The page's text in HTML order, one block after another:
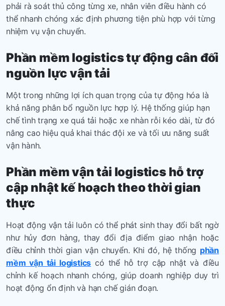
phải rà soát thủ công từng xe, nhân viên điều hành có
thể nhanh chóng xác định phương tiện phù hợp với từng
nhiệm vụ vận chuyển.
Phần mềm logistics tự động cân đối
nguồn lực vận tải
Một trong những lợi ích quan trọng của tự động hóa là
khả năng phân bổ nguồn lực hợp lý. Hệ thống giúp hạn
chế tình trạng xe quá tải hoặc xe nhàn rỗi kéo dài, từ đó
nâng cao hiệu quả khai thác đội xe và tối ưu năng suất
vận hành.
Phần mềm vận tải logistics hỗ trợ
cập nhật kế hoạch theo thời gian
thực
Hoạt động vận tải luôn có thể phát sinh thay đổi bất ngờ
như hủy đơn hàng, thay đổi địa điểm giao nhận hoặc
điều chỉnh thời gian vận chuyển. Khi đó, hệ thống phần
mềm vận tải logistics có thể hỗ trợ cập nhật và điều
chỉnh kế hoạch nhanh chóng, giúp doanh nghiệp duy trì
hoạt động ổn định và hạn chế gián đoạn.